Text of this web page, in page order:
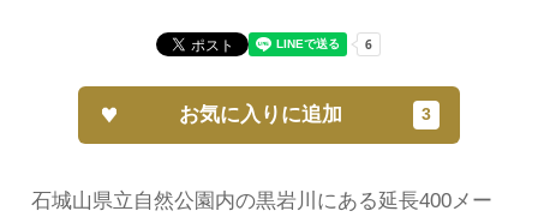
石城山県立自然公園内の黒岩川にある延長400メー
お気に入りに追加